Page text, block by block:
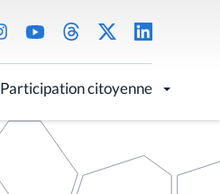
Participation citoyenne